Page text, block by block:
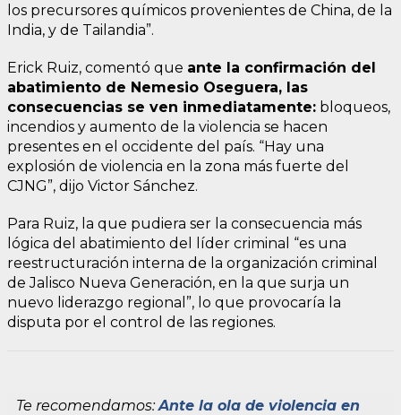
los precursores químicos provenientes de China, de la
India, y de Tailandia”.
Erick Ruiz, comentó que ante la confirmación del
abatimiento de Nemesio Oseguera, las
consecuencias se ven inmediatamente: bloqueos,
incendios y aumento de la violencia se hacen
presentes en el occidente del país. “Hay una
explosión de violencia en la zona más fuerte del
CJNG”, dijo Victor Sánchez.
Para Ruiz, la que pudiera ser la consecuencia más
lógica del abatimiento del líder criminal “es una
reestructuración interna de la organización criminal
de Jalisco Nueva Generación, en la que surja un
nuevo liderazgo regional”, lo que provocaría la
disputa por el control de las regiones.
Te recomendamos:Ante la ola de violencia en